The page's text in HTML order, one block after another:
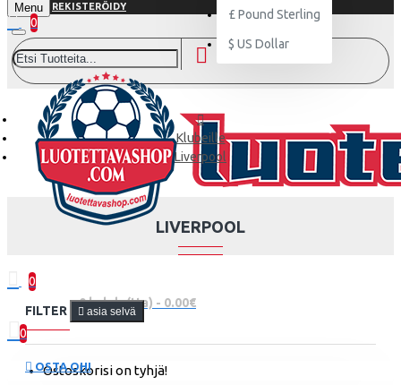
REKISTERÖIDY
£ Pound Sterling
$ US Dollar
Menu
0
0
0 kohde(tta) - 0.00€
0
Ostoskorisi on tyhjä!
Klubeille
Liverpool
LIVERPOOL
FILTER asia selvä
OSTA OHI